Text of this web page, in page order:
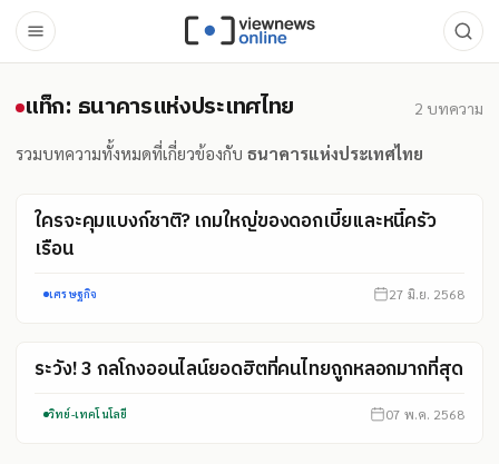
แท็ก: ธนาคารแห่งประเทศไทย
แท็ก: ธนาคารแห่งประเทศไทย 2 บทความ
รวมบทความทั้งหมดที่เกี่ยวข้องกับ ธนาคารแห่งประเทศไทย
ใครจะคุมแบงก์ชาติ? เกมใหญ่ของดอกเบี้ยและหนี้ครัว
เรือน
เศรษฐกิจ 27 มิ.ย. 2568
ระวัง! 3 กลโกงออนไลน์ยอดฮิตที่คนไทยถูกหลอกมากที่สุด
วิทย์-เทคโนโลยี 07 พ.ค. 2568